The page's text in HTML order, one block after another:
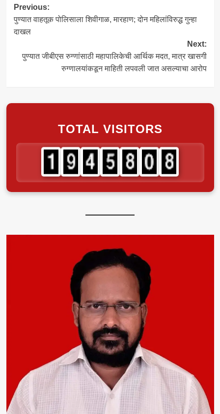
Post
navigation
Previous:
पुण्यात वाहतूक पोलिसाला शिवीगाळ, मारहाण; दोन महिलांविरुद्ध गुन्हा
दाखल
Next:
पुण्यात जीबीएस रुग्णांसाठी महापालिकेची आर्थिक मदत, मात्र खासगी
रुग्णालयांकडून माहिती लपवली जात असल्याचा आरोप
TOTAL VISITORS